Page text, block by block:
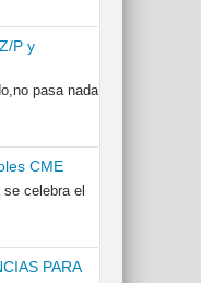
P y
pasa nada
CME
celebra el
PARA